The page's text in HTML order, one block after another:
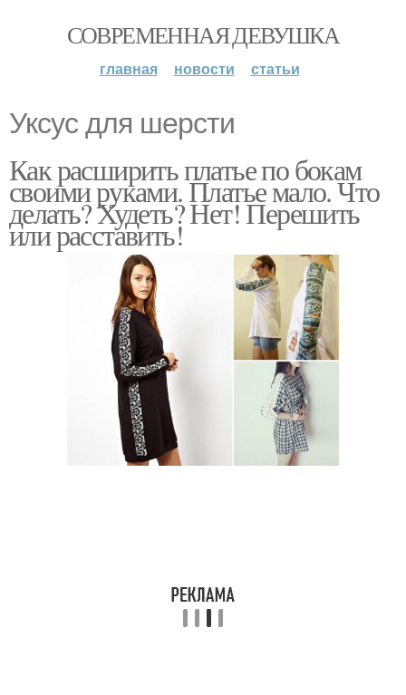
СОВРЕМЕННАЯ ДЕВУШКА
главная новости статьи
Уксус для шерсти
Как расширить платье по бокам
своими руками. Платье мало. Что
делать? Худеть? Нет! Перешить
или расставить!